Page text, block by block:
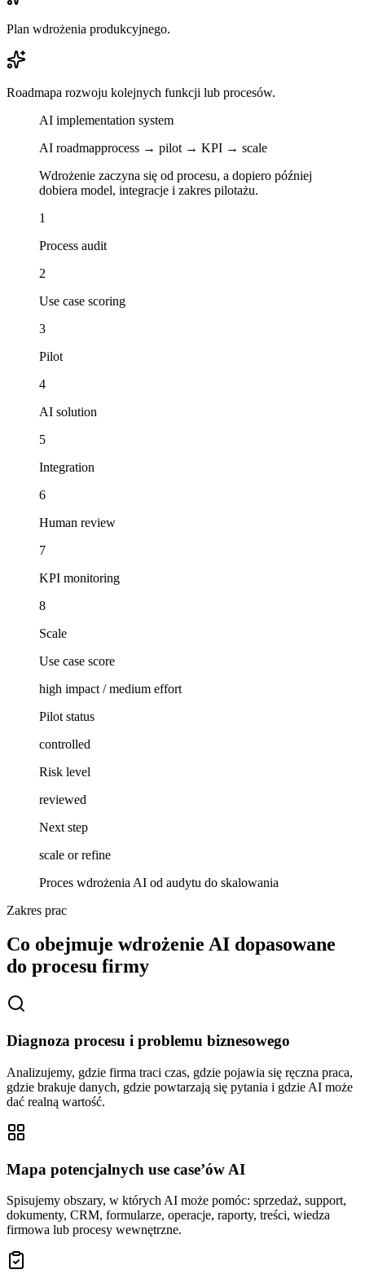
Plan wdrożenia produkcyjnego.
Roadmapa rozwoju kolejnych funkcji lub procesów.
AI implementation system
AI roadmapprocess → pilot → KPI → scale
Wdrożenie zaczyna się od procesu, a dopiero później
dobiera model, integracje i zakres pilotażu.
1
Process audit
2
Use case scoring
3
Pilot
4
AI solution
5
Integration
6
Human review
7
KPI monitoring
8
Scale
Use case score
high impact / medium effort
Pilot status
controlled
Risk level
reviewed
Next step
scale or refine
Proces wdrożenia AI od audytu do skalowania
Zakres prac
Co obejmuje wdrożenie AI dopasowane
do procesu firmy
Diagnoza procesu i problemu biznesowego
Analizujemy, gdzie firma traci czas, gdzie pojawia się ręczna praca,
gdzie brakuje danych, gdzie powtarzają się pytania i gdzie AI może
dać realną wartość.
Mapa potencjalnych use case’ów AI
Spisujemy obszary, w których AI może pomóc: sprzedaż, support,
dokumenty, CRM, formularze, operacje, raporty, treści, wiedza
firmowa lub procesy wewnętrzne.